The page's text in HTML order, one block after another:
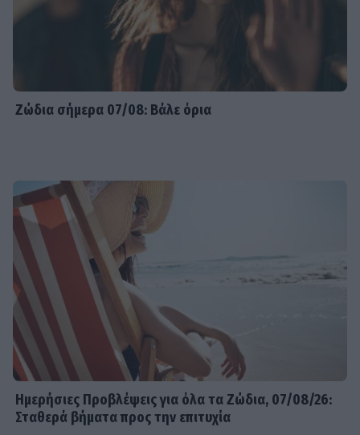
Ζώδια σήμερα 07/08: Βάλε όρια
Ημερήσιες Προβλέψεις για όλα τα Ζώδια, 07/08/26:
Σταθερά βήματα προς την επιτυχία